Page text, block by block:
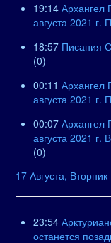
19:14 Архангел
августа 2021 г.
18:57 Писания
(0)
00:11 Архангел
августа 2021
00:07 Архангел
августа 2021
(0)
17 Августа, Вторник
23:54
останется